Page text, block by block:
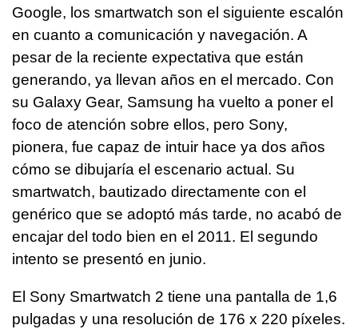
Google, los smartwatch son el siguiente escalón
en cuanto a comunicación y navegación. A
pesar de la reciente expectativa que están
generando, ya llevan años en el mercado. Con
su Galaxy Gear, Samsung ha vuelto a poner el
foco de atención sobre ellos, pero Sony,
pionera, fue capaz de intuir hace ya dos años
cómo se dibujaría el escenario actual. Su
smartwatch, bautizado directamente con el
genérico que se adoptó más tarde, no acabó de
encajar del todo bien en el 2011. El segundo
intento se presentó en junio.
El Sony Smartwatch 2 tiene una pantalla de 1,6
pulgadas y una resolución de 176 x 220 píxeles.